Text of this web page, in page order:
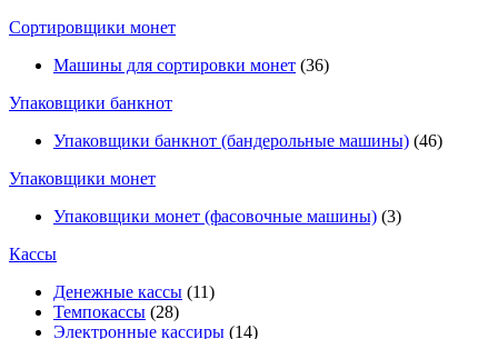
Сортировщики монет
Машины для сортировки монет (36)
Упаковщики банкнот
Упаковщики банкнот (бандерольные машины) (46)
Упаковщики монет
Упаковщики монет (фасовочные машины) (3)
Кассы
Денежные кассы (11)
Темпокассы (28)
Электронные кассиры (14)